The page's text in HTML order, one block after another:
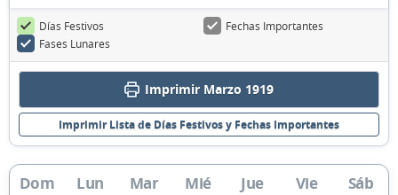
Días Festivos
Fechas Importantes
Fases Lunares
Imprimir Marzo 1919
Imprimir Lista de Días Festivos y Fechas Importantes
Dom Lun Mar Mié Jue Vie Sáb